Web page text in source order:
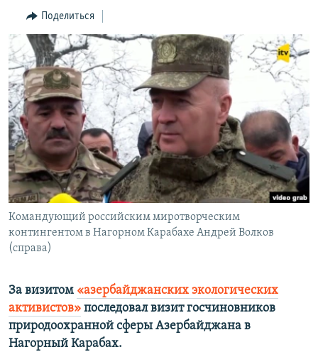
СПОРТ
АРХИВ
Հայերեն
English
Русский
Все сайты Радио Азатутюн
Поделиться
Командующий российским миротворческим
контингентом в Нагорном Карабахе Андрей Волков
(справа)
За визитом «азербайджанских экологических
активистов» последовал визит госчиновников
природоохранной сферы Азербайджана в
Нагорный Карабах.